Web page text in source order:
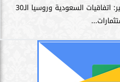
سامر شقير: اتفاقيات السعودية وروسيا الـ30